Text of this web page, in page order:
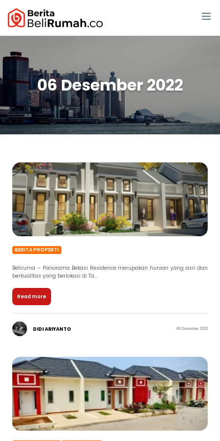
06 Desember 2022
BERITA PROPERTI
Beliruma – Panorama Bekasi Residence merupakan hunian yang asri dan
berkualitas yang berlokasi di Ta...
Read more
DIDI ARIYANTO 06 Desember 2022